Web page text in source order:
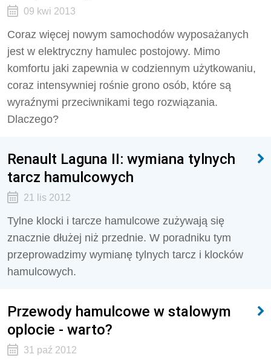
09 kwi 2013
Coraz więcej nowym samochodów wyposażanych
jest w elektryczny hamulec postojowy. Mimo
komfortu jaki zapewnia w codziennym użytkowaniu,
coraz intensywniej rośnie grono osób, które są
wyraźnymi przeciwnikami tego rozwiązania.
Dlaczego?
Renault Laguna II: wymiana tylnych
tarcz hamulcowych
21 lis 2012
Tylne klocki i tarcze hamulcowe zużywają się
znacznie dłużej niż przednie. W poradniku tym
przeprowadzimy wymianę tylnych tarcz i klocków
hamulcowych.
Przewody hamulcowe w stalowym
oplocie - warto?
31 paź 2012